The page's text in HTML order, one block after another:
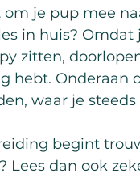
je pup mee
in huis?
zitten,
hebt. Onderaan
waar je
begint
Lees dan ook